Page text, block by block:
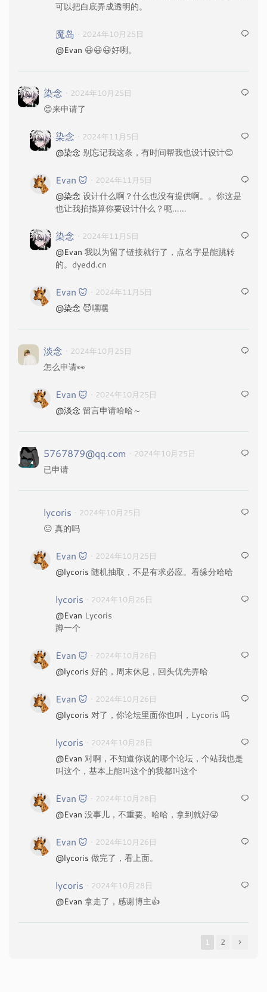
可以把白底弄成透明的。
魔岛 · 2024年10月25日
@Evan 😃😃😃好咧。
染念 · 2024年10月25日
😊来申请了
染念 · 2024年11月5日
@染念 别忘记我这条，有时间帮我也设计设计😊
Evan · 2024年11月5日
@染念 设计什么啊？什么也没有提供啊。。你这是
也让我掐指算你要设计什么？呃……
染念 · 2024年11月5日
@Evan 我以为留了链接就行了，点名字是能跳转
的。dyedd.cn
Evan · 2024年11月5日
@染念 😈嘿嘿
淡念 · 2024年10月25日
怎么申请👀
Evan · 2024年10月25日
@淡念 留言申请哈哈～
5767879@qq.com · 2024年10月25日
已申请
lycoris · 2024年10月25日
😐 真的吗
Evan · 2024年10月25日
@lycoris 随机抽取，不是有求必应。看缘分哈哈
lycoris · 2024年10月26日
@Evan Lycoris
蹲一个
Evan · 2024年10月26日
@lycoris 好的，周末休息，回头优先弄哈
Evan · 2024年10月26日
@lycoris 对了，你论坛里面你也叫，Lycoris 吗
lycoris · 2024年10月28日
@Evan 对啊，不知道你说的哪个论坛，个站我也是
叫这个，基本上能叫这个的我都叫这个
Evan · 2024年10月28日
@Evan 没事儿，不重要。哈哈，拿到就好😜
Evan · 2024年10月26日
@lycoris 做完了，看上面。
lycoris · 2024年10月28日
@Evan 拿走了，感谢博主👍
1 2